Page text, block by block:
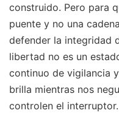
construido. Pero para
puente y no una
defender la integridad
libertad no es un
continuo de vigilancia
brilla mientras nos
controlen el interruptor.